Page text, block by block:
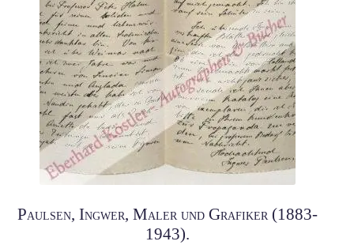
Paulsen, Ingwer, Maler und Grafiker (1883-
1943).